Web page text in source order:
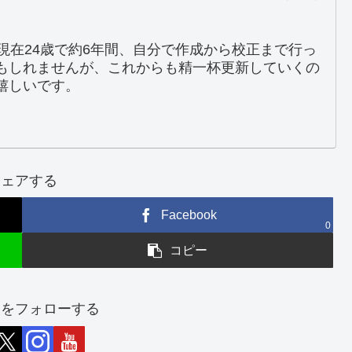
在24歳で約6年間、自分で作成から校正まで行っ
しれませんが、これからも精一杯更新していくの
いです。
アする
Facebook
0
コピー
フォローする